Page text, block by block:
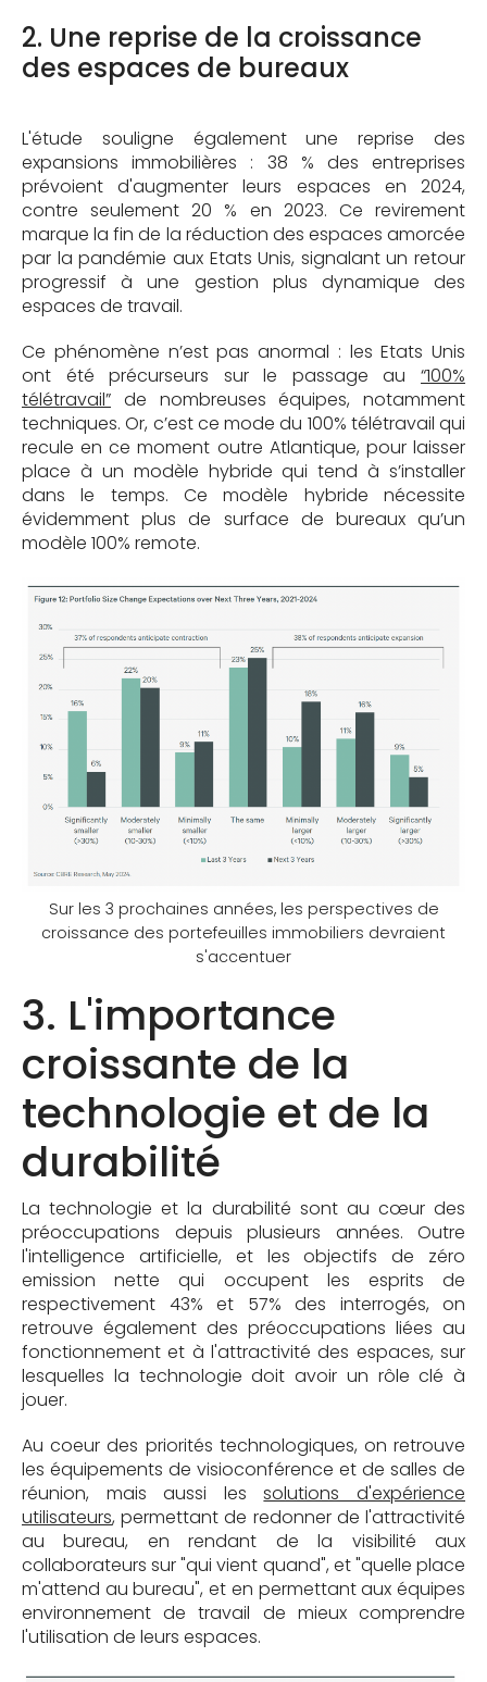
2. Une reprise de la croissance
des espaces de bureaux
L'étude souligne également une reprise des
expansions immobilières : 38 % des entreprises
prévoient d'augmenter leurs espaces en 2024,
contre seulement 20 % en 2023. Ce revirement
marque la fin de la réduction des espaces amorcée
par la pandémie aux Etats Unis, signalant un retour
progressif à une gestion plus dynamique des
espaces de travail.
Ce phénomène n’est pas anormal : les Etats Unis
ont été précurseurs sur le passage au “100%
télétravail” de nombreuses équipes, notamment
techniques. Or, c’est ce mode du 100% télétravail qui
recule en ce moment outre Atlantique, pour laisser
place à un modèle hybride qui tend à s’installer
dans le temps. Ce modèle hybride nécessite
évidemment plus de surface de bureaux qu’un
modèle 100% remote.
Sur les 3 prochaines années, les perspectives de
croissance des portefeuilles immobiliers devraient
s'accentuer
3. L'importance
croissante de la
technologie et de la
durabilité
La technologie et la durabilité sont au cœur des
préoccupations depuis plusieurs années. Outre
l'intelligence artificielle, et les objectifs de zéro
emission nette qui occupent les esprits de
respectivement 43% et 57% des interrogés, on
retrouve également des préoccupations liées au
fonctionnement et à l'attractivité des espaces, sur
lesquelles la technologie doit avoir un rôle clé à
jouer.
Au coeur des priorités technologiques, on retrouve
les équipements de visioconférence et de salles de
réunion, mais aussi lessolutions d'expérience
utilisateurs, permettant de redonner de l'attractivité
au bureau, en rendant de la visibilité aux
collaborateurs sur "qui vient quand", et "quelle place
m'attend au bureau", et en permettant aux équipes
environnement de travail de mieux comprendre
l'utilisation de leurs espaces.